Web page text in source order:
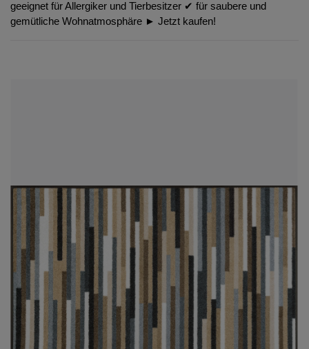
geeignet für Allergiker und Tierbesitzer ✔︎ für saubere und
gemütliche Wohnatmosphäre ► Jetzt kaufen!